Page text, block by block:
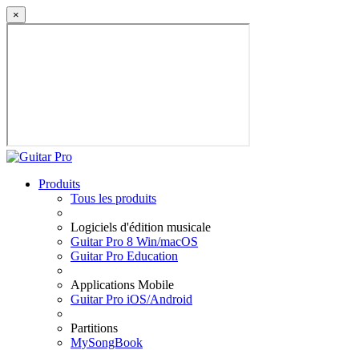
×
Produits
Tous les produits
Logiciels d'édition musicale
Guitar Pro 8 Win/macOS
Guitar Pro Education
Applications Mobile
Guitar Pro iOS/Android
Partitions
MySongBook